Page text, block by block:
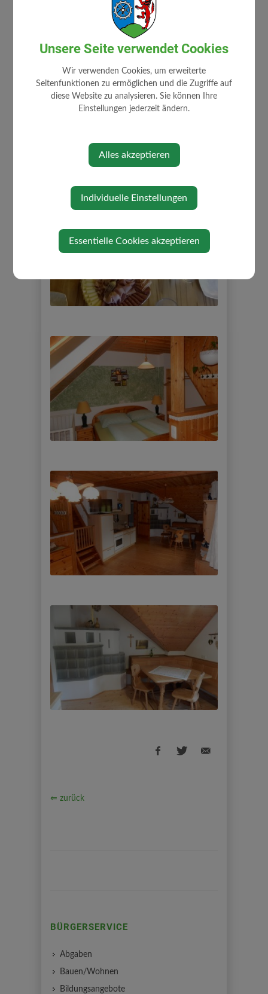
⇐ zurück
BÜRGERSERVICE
Abgaben
Bauen/Wohnen
Bildungsangebote
Unsere Seite verwendet Cookies
Wir verwenden Cookies, um erweiterte
Seitenfunktionen zu ermöglichen und die Zugriffe auf
diese Website zu analysieren. Sie können Ihre
Einstellungen jederzeit ändern.
Alles akzeptieren
Individuelle Einstellungen
Essentielle Cookies akzeptieren